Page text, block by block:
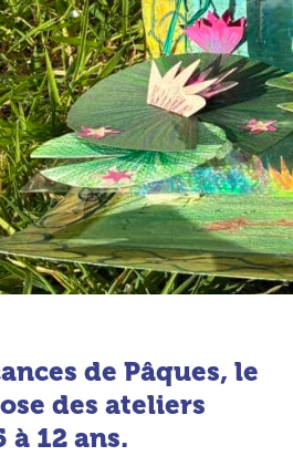
de Pâques, le
des ateliers
à 12 ans.